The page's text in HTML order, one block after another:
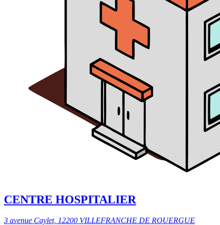
CENTRE HOSPITALIER
3 avenue Caylet, 12200 VILLEFRANCHE DE ROUERGUE